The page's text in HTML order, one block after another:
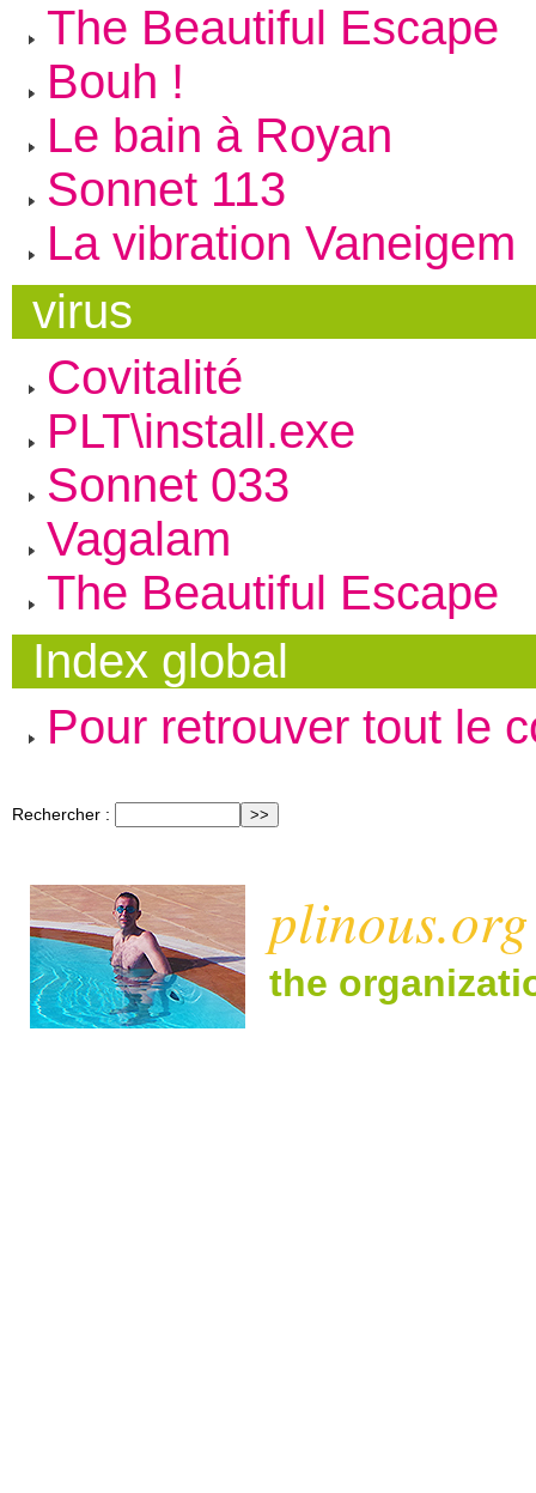
The Beautiful Escape
Bouh !
Le bain à Royan
Sonnet 113
La vibration Vaneigem
virus
Covitalité
PLT\install.exe
Sonnet 033
Vagalam
The Beautiful Escape
Index global
Pour retrouver tout le
Rechercher :
plinous.org
the